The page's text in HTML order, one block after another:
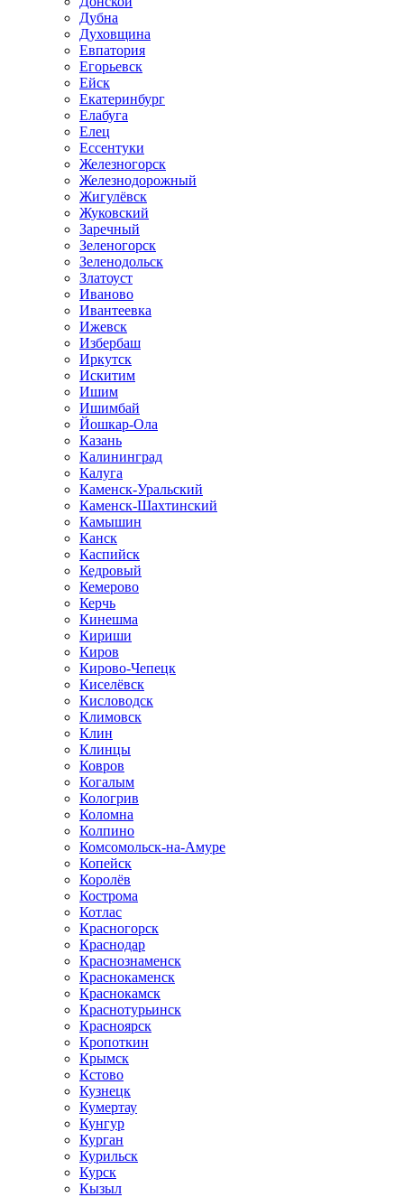
Дубна
Духовщина
Евпатория
Егорьевск
Ейск
Екатеринбург
Елабуга
Елец
Ессентуки
Железногорск
Железнодорожный
Жигулёвск
Жуковский
Заречный
Зеленогорск
Зеленодольск
Златоуст
Иваново
Ивантеевка
Ижевск
Избербаш
Иркутск
Искитим
Ишим
Ишимбай
Йошкар-Ола
Казань
Калининград
Калуга
Каменск-Уральский
Каменск-Шахтинский
Камышин
Канск
Каспийск
Кедровый
Кемерово
Керчь
Кинешма
Кириши
Киров
Кирово-Чепецк
Киселёвск
Кисловодск
Климовск
Клин
Клинцы
Ковров
Когалым
Кологрив
Коломна
Колпино
Комсомольск-на-Амуре
Копейск
Королёв
Кострома
Котлас
Красногорск
Краснодар
Краснознаменск
Краснокаменск
Краснокамск
Краснотурьинск
Красноярск
Кропоткин
Крымск
Кстово
Кузнецк
Кумертау
Кунгур
Курган
Курильск
Курск
Кызыл